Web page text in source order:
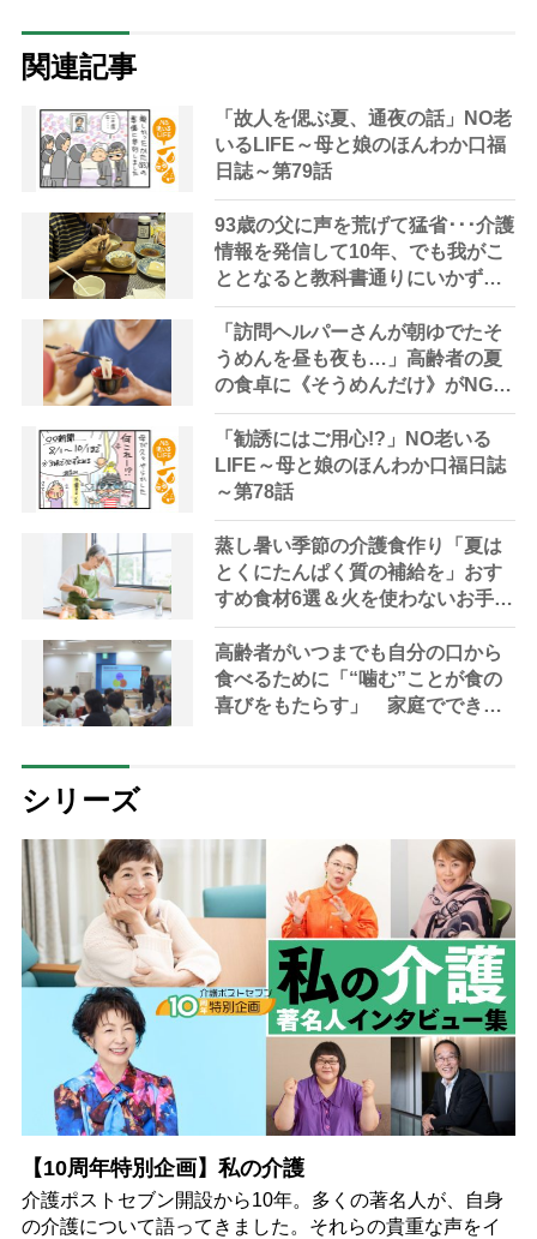
関連記事
「故人を偲ぶ夏、通夜の話」NO老
いるLIFE～母と娘のほんわか口福
日誌～第79話
93歳の父に声を荒げて猛省･･･介護
情報を発信して10年、でも我がこ
ととなると教科書通りにいかずに
ため息「感情と理性の狭間で右往
左往する現実」
「訪問ヘルパーさんが朝ゆでたそ
うめんを昼も夜も…」高齢者の夏
の食卓に《そうめんだけ》がNGな
理由とは？【管理栄養士が解説】
「勧誘にはご用心!?」NO老いる
LIFE～母と娘のほんわか口福日誌
～第78話
蒸し暑い季節の介護食作り「夏は
とくにたんぱく質の補給を」おす
すめ食材6選＆火を使わないお手軽
レシピ3選【管理栄養士提案】
高齢者がいつまでも自分の口から
食べるために「“噛む”ことが食の
喜びをもたらす」 家庭でできる
シリーズ
【10周年特別企画】私の介護
介護ポストセブン開設から10年。多くの著名人が、自身
の介護について語ってきました。それらの貴重な声をイ